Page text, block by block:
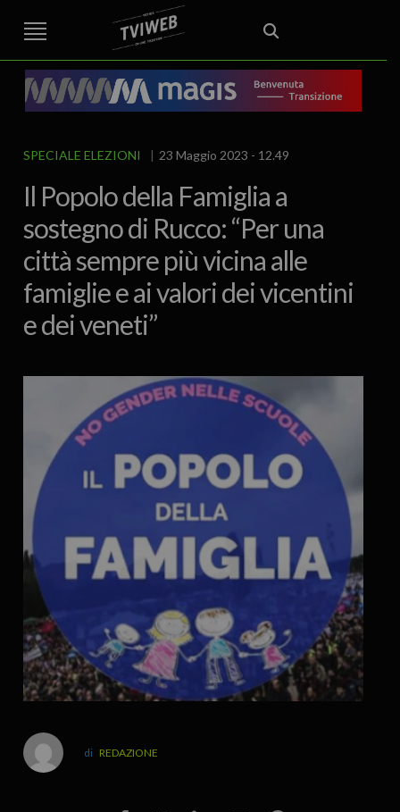
STREET TG CRONACA VENETO
VICENZA E PROVINCIA
AREA BERICA
ECONOMIA ATTUALITA’ POLITICA
EDITORIALE ITALIA E MONDO CURIOSITÀ – LIFESTYLE
CULTURA ARTE
SPORT
IL GRAFFIO FOOD & DRINK
SPECIALE ELEZIONI 23 Maggio 2023 - 12.49
Il Popolo della Famiglia a
sostegno di Rucco: “Per una
città sempre più vicina alle
famiglie e ai valori dei vicentini
e dei veneti”
REDAZIONE